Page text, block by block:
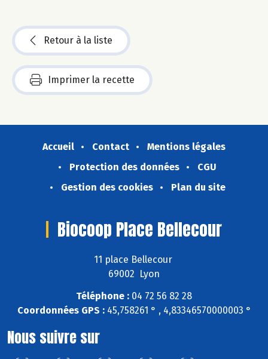
Retour à la liste
Imprimer la recette
Accueil Contact
Mentions légales
Protection des données
CGU
Gestion des cookies
Plan du site
Biocoop Place Bellecour
11 place Bellecour
69002 Lyon
Téléphone : 04 72 56 82 28
Coordonnées GPS :45,758261 ° , 4,83346570000003 °
Nous suivre sur